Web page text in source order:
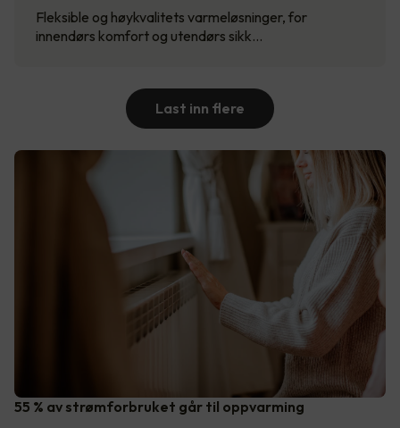
Fleksible og høykvalitets varmeløsninger, for
innendørs komfort og utendørs sikk…
Last inn flere
55 % av strømforbruket går til oppvarming